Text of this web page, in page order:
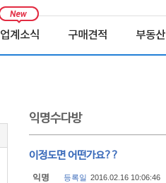
업계소식 구매견적 부동산
익명수다방
이정도면 어떤가요??
익명 등록일 2016.02.16 10:06:46